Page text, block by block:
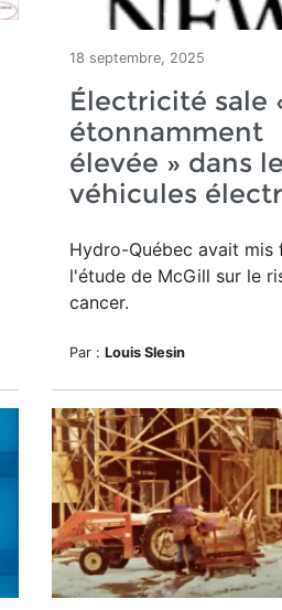
18 septembre, 2025
Électricité sale
étonnamment
élevée » dans
véhicules
Hydro-Québec avait mis
l'étude de McGill sur le
cancer.
Par : Louis Slesin